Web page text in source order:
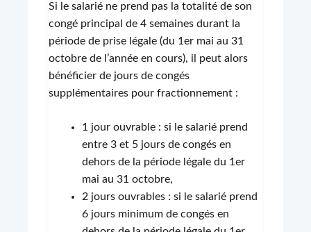
Si le salarié ne prend pas la totalité de son
congé principal de 4 semaines durant la
période de prise légale (du 1er mai au 31
octobre de l’année en cours), il peut alors
bénéficier de jours de congés
supplémentaires pour fractionnement :
1 jour ouvrable : si le salarié prend
entre 3 et 5 jours de congés en
dehors de la période légale du 1er
mai au 31 octobre,
2 jours ouvrables : si le salarié prend
6 jours minimum de congés en